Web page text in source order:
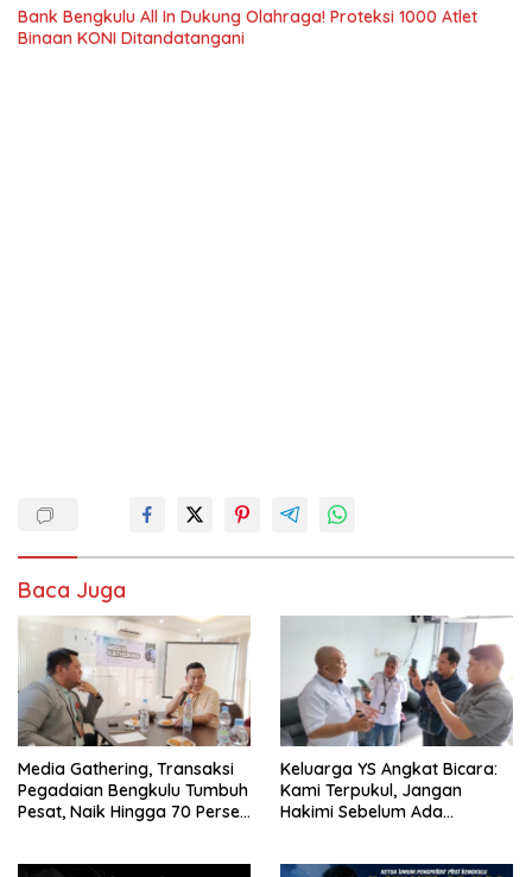
Bank Bengkulu All In Dukung Olahraga! Proteksi 1000 Atlet
Binaan KONI Ditandatangani
Baca Juga
Media Gathering, Transaksi
Pegadaian Bengkulu Tumbuh
Pesat, Naik Hingga 70 Persen
Keluarga YS Angkat Bicara:
Kami Terpukul, Jangan
Hakimi Sebelum Ada